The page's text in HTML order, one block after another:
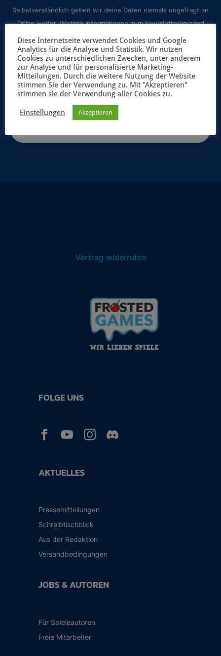
Selbstverständlich geben wir deine Daten niemals ungefragt an
Dritte weiter. Weitere Informationen zum Newsletterversand
findest du in unserer Datenschutzerklärung
Vertrag widerrufen
AKTUELLES
Pressemitteilungen
Schreibtischblick
Aus der Redaktion
Versandbedingungen
JOBS & AUTOREN
Für Spieleautoren
Freie Mitarbeiter
FOLGE UNS
  
Diese Internetseite verwendet Cookies und Google
Analytics für die Analyse und Statistik. Wir nutzen
Cookies zu unterschiedlichen Zwecken, unter anderem
zur Analyse und für personalisierte Marketing-
Mitteilungen. Durch die weitere Nutzung der Website
stimmen Sie der Verwendung zu. Mit "Akzeptieren"
stimmen sie der Verwendung aller Cookies zu.
Einstellungen Akzeptieren